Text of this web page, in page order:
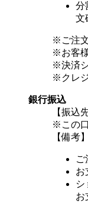
分
文
※ご注
※お客
※決済
※クレ
銀行振込
【振込
※この
【備考】
ご
お
シ
お